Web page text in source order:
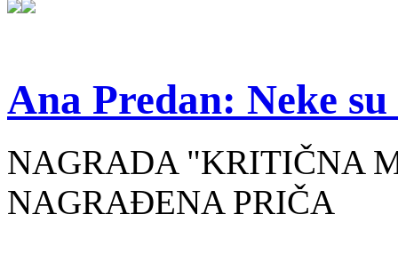
Ana Predan: Neke
NAGRADA "KRITIČNA
NAGRAĐENA PRIČA